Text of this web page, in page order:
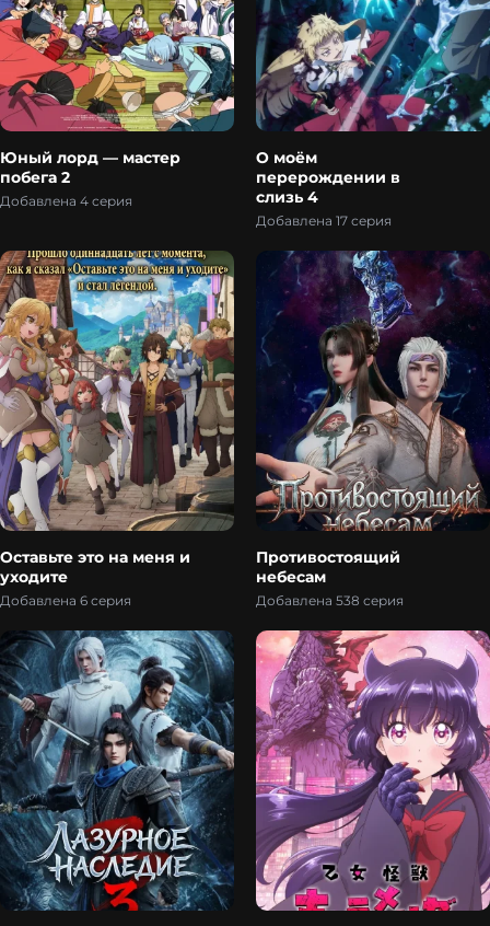
Юный лорд — мастер
побега 2
Добавлена 4 серия
О моём
перерождении в
слизь 4
Добавлена 17 серия
Оставьте это на меня и
уходите
Добавлена 6 серия
Противостоящий
небесам
Добавлена 538 серия